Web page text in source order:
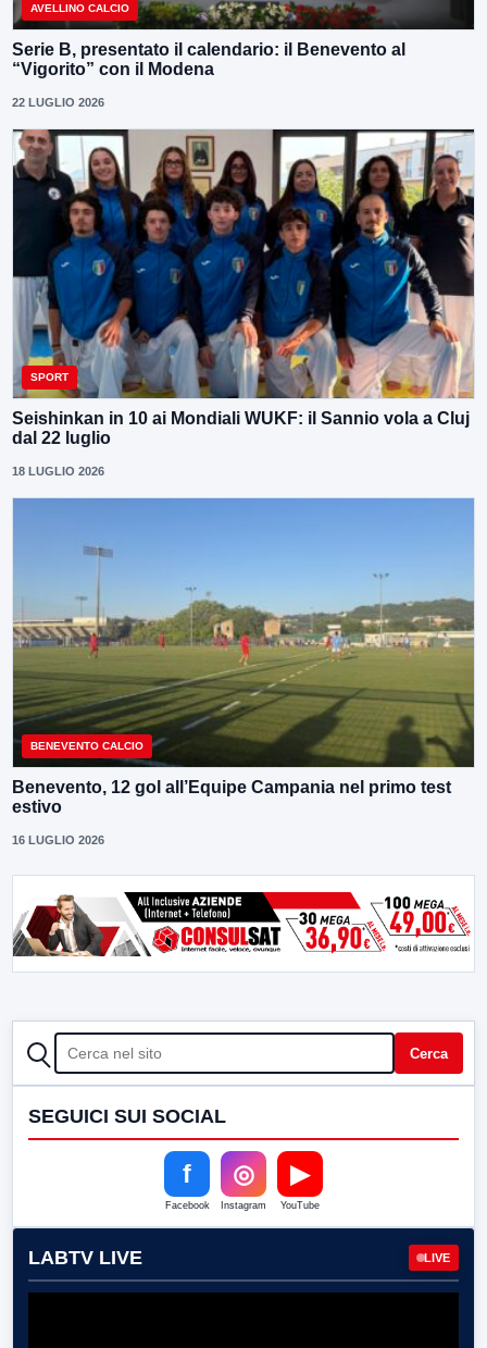
AVELLINO CALCIO
Serie B, presentato il calendario: il Benevento al
“Vigorito” con il Modena
22 LUGLIO 2026
SPORT
Seishinkan in 10 ai Mondiali WUKF: il Sannio vola a Cluj
dal 22 luglio
18 LUGLIO 2026
BENEVENTO CALCIO
Benevento, 12 gol all’Equipe Campania nel primo test
estivo
16 LUGLIO 2026
CERCA Cerca
SEGUICI SUI SOCIAL
f
Facebook
◎
Instagram
▶
YouTube
LABTV LIVE LIVE